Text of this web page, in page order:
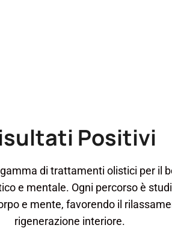
Positivi
di trattamenti olistici per il
e mentale. Ogni percorso è
e mente, favorendo il
rigenerazione interiore.